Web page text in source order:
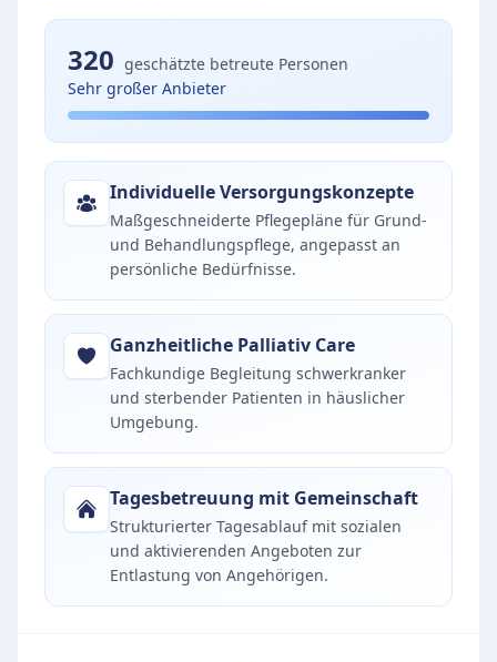
320 geschätzte betreute Personen
Sehr großer Anbieter
Individuelle Versorgungskonzepte
Maßgeschneiderte Pflegepläne für Grund-
und Behandlungspflege, angepasst an
persönliche Bedürfnisse.
Ganzheitliche Palliativ Care
Fachkundige Begleitung schwerkranker
und sterbender Patienten in häuslicher
Umgebung.
Tagesbetreuung mit Gemeinschaft
Strukturierter Tagesablauf mit sozialen
und aktivierenden Angeboten zur
Entlastung von Angehörigen.